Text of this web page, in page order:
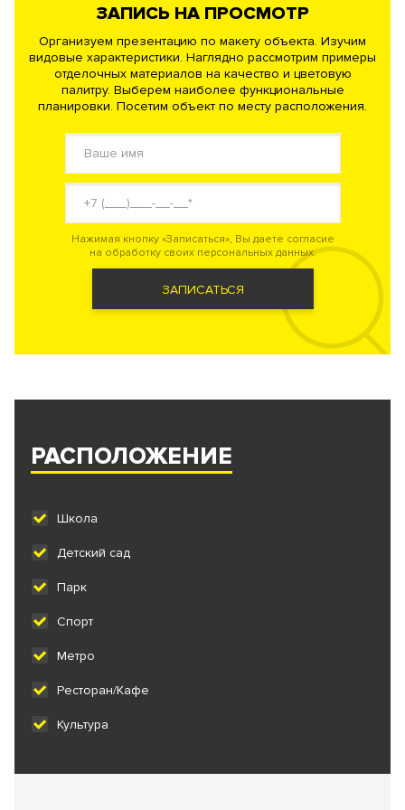
ЗАПИСЬ НА ПРОСМОТР
Организуем презентацию по макету объекта. Изучим
видовые характеристики. Наглядно рассмотрим примеры
отделочных материалов на качество и цветовую
палитру. Выберем наиболее функциональные
планировки. Посетим объект по месту расположения.
Нажимая кнопку «Записаться», Вы даете согласие
на обработку своих персональных данных.
ЗАПИСАТЬСЯ
РАСПОЛОЖЕНИЕ
Школа
Детский сад
Парк
Спорт
Метро
Ресторан/Кафе
Культура